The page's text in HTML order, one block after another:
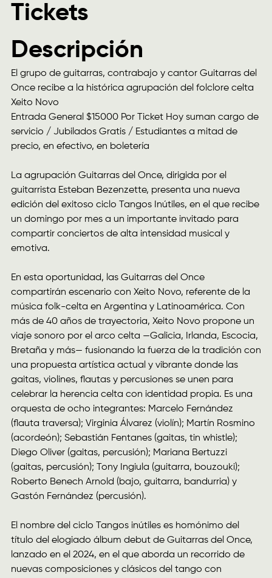
Tickets
Descripción
El grupo de guitarras, contrabajo y cantor Guitarras del
Once recibe a la histórica agrupación del folclore celta
Xeito Novo
Entrada General $15000 Por Ticket Hoy suman cargo de
servicio / Jubilados Gratis / Estudiantes a mitad de
precio, en efectivo, en boletería
La agrupación Guitarras del Once, dirigida por el
guitarrista Esteban Bezenzette, presenta una nueva
edición del exitoso ciclo Tangos Inútiles, en el que recibe
un domingo por mes a un importante invitado para
compartir conciertos de alta intensidad musical y
emotiva.
En esta oportunidad, las Guitarras del Once
compartirán escenario con Xeito Novo, referente de la
música folk-celta en Argentina y Latinoamérica. Con
más de 40 años de trayectoria, Xeito Novo propone un
viaje sonoro por el arco celta —Galicia, Irlanda, Escocia,
Bretaña y más— fusionando la fuerza de la tradición con
una propuesta artística actual y vibrante donde las
gaitas, violines, flautas y percusiones se unen para
celebrar la herencia celta con identidad propia. Es una
orquesta de ocho integrantes: Marcelo Fernández
(flauta traversa); Virginia Álvarez (violín); Martín Rosmino
(acordeón); Sebastián Fentanes (gaitas, tin whistle);
Diego Oliver (gaitas, percusión); Mariana Bertuzzi
(gaitas, percusión); Tony Ingiula (guitarra, bouzouki);
Roberto Benech Arnold (bajo, guitarra, bandurria) y
Gastón Fernández (percusión).
El nombre del ciclo Tangos inútiles es homónimo del
título del elogiado álbum debut de Guitarras del Once,
lanzado en el 2024, en el que aborda un recorrido de
nuevas composiciones y clásicos del tango con